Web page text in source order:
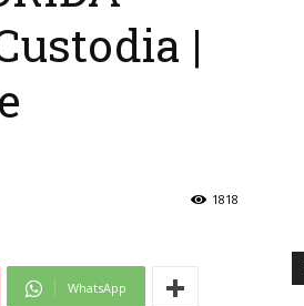
|
1818
WhatsApp